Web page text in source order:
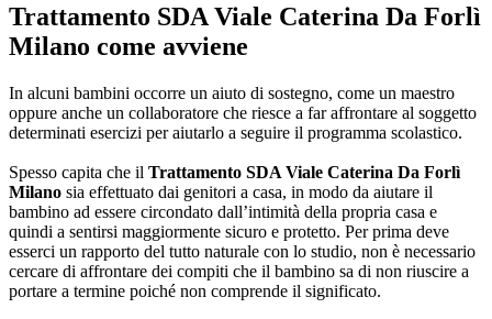
Trattamento SDA Viale Caterina Da Forlì
Milano come avviene
In alcuni bambini occorre un aiuto di sostegno, come un maestro
oppure anche un collaboratore che riesce a far affrontare al soggetto
determinati esercizi per aiutarlo a seguire il programma scolastico.
Spesso capita che il Trattamento SDA Viale Caterina Da Forlì
Milano sia effettuato dai genitori a casa, in modo da aiutare il
bambino ad essere circondato dall’intimità della propria casa e
quindi a sentirsi maggiormente sicuro e protetto. Per prima deve
esserci un rapporto del tutto naturale con lo studio, non è necessario
cercare di affrontare dei compiti che il bambino sa di non riuscire a
portare a termine poiché non comprende il significato.